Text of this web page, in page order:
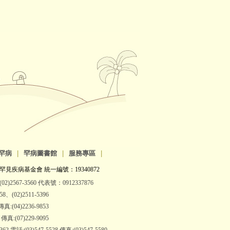
病 罕病圖書館 服務專區
見疾病基金會 統一編號：19340872
3560 代表號：0912337876
、(02)2511-5396
真:(04)2236-9853
真:(07)229-9095